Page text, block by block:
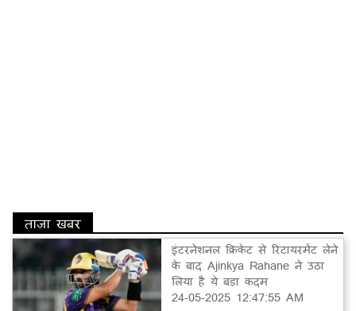
ताज़ा खबर
इंटरनेशनल क्रिकेट से रिटायरमेंट लेने
के बाद Ajinkya Rahane ने उठा
लिया है ये बड़ा कदम
24-05-2025 12:47:55 AM